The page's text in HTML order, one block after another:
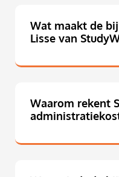
Wat maakt de
Lisse van
Waarom rekent